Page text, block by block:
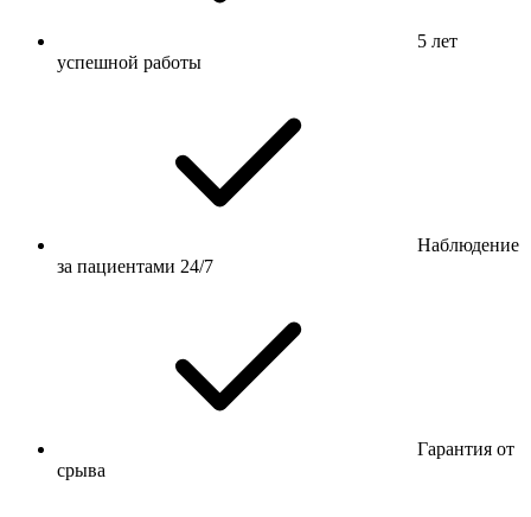
5 лет
успешной работы
Наблюдение
за пациентами 24/7
Гарантия от
срыва